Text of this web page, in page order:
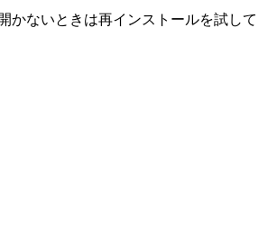
かないときは再インストールを試して